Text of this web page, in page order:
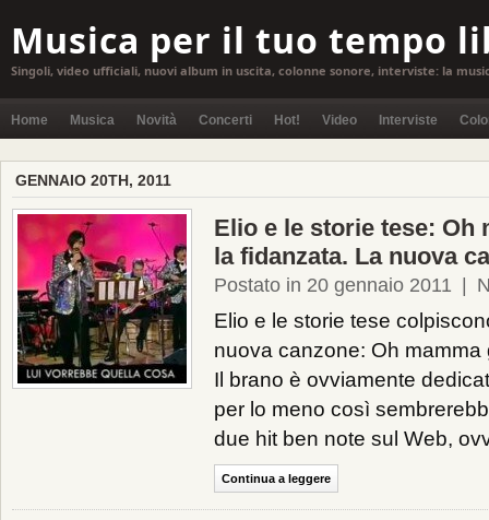
Musica per il tuo tempo
Singoli, video ufficiali, nuovi album in uscita, colonne sonore, interviste: la
Home Musica Novità Concerti Hot! Video Interviste
GENNAIO 20TH, 2011
Elio e le storie tese: Oh
la fidanzata. La nuova
Postato in 20 gennaio 2011
Elio e le storie tese
nuova canzone: Oh mamma
Il brano è ovviamente
per lo meno così
due hit ben note sul Web,
Continua a leggere